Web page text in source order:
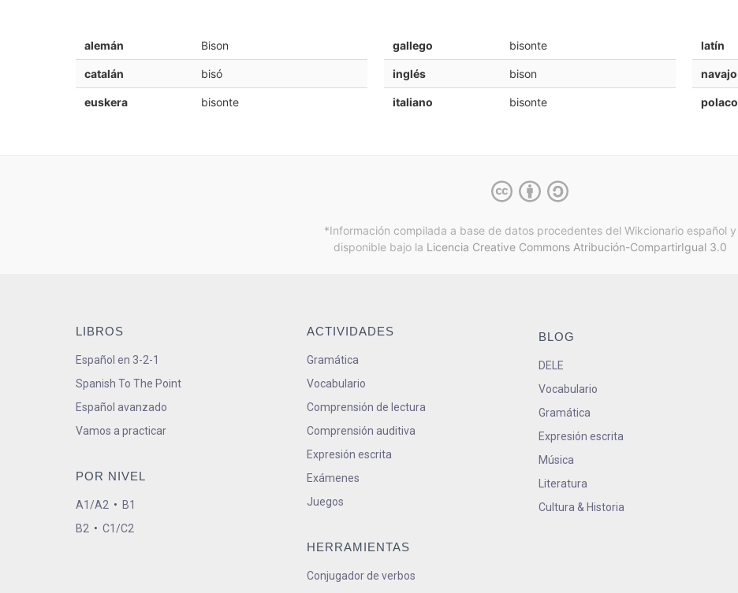
alemán Bison
catalán bisó
euskera bisonte
gallego bisonte
inglés bison
italiano bisonte
latín
navajo
polaco
*Información compilada a base de datos procedentes del Wikcionario español y
disponible bajo la Licencia Creative Commons Atribución-CompartirIgual 3.0
LIBROS
Español en 3-2-1
Spanish To The Point
Español avanzado
Vamos a practicar
POR NIVEL
A1/A2 • B1
B2 • C1/C2
ACTIVIDADES
Gramática
Vocabulario
Comprensión de lectura
Comprensión auditiva
Expresión escrita
Exámenes
Juegos
HERRAMIENTAS
Conjugador de verbos
BLOG
DELE
Vocabulario
Gramática
Expresión escrita
Música
Literatura
Cultura & Historia